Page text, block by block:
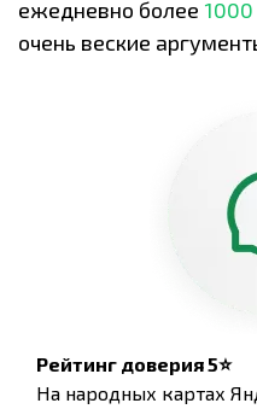
ежедневно более 1000
очень веские
Рейтинг доверия 5⭐
На народных картах